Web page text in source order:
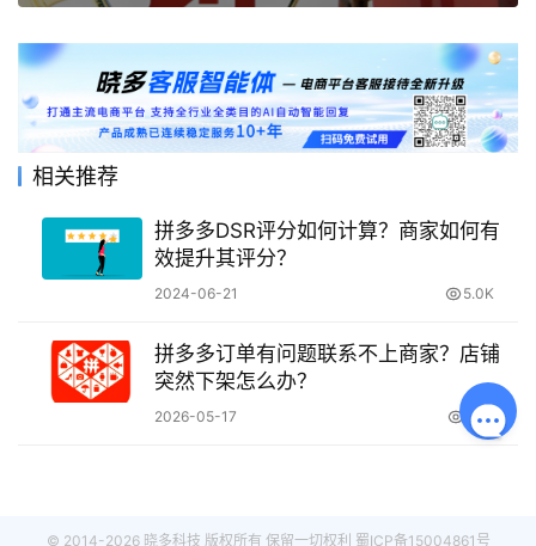
相关推荐
拼多多DSR评分如何计算？商家如何有
效提升其评分？
2024-06-21 5.0K
拼多多订单有问题联系不上商家？店铺
突然下架怎么办？
2026-05-17 1.0K
© 2014-2026 晓多科技 版权所有 保留一切权利 蜀ICP备15004861号